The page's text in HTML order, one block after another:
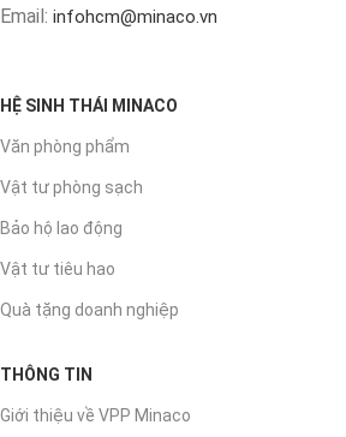
Email: infohcm@minaco.vn
HỆ SINH THÁI MINACO
Văn phòng phẩm
Vật tư phòng sạch
Bảo hộ lao động
Vật tư tiêu hao
Quà tặng doanh nghiệp
THÔNG TIN
Giới thiệu về VPP Minaco